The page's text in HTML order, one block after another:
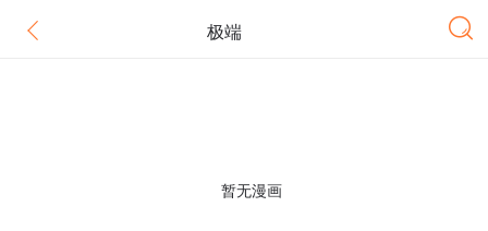
极端
暂无漫画